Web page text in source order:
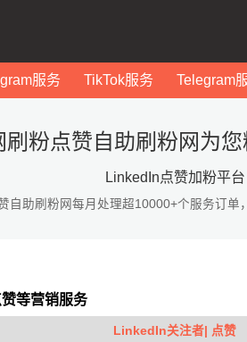
服务 TikTok服务 Telegram
刷粉点赞自助刷粉网为
LinkedIn点赞加粉平台
自助刷粉网每月处理超10000+个服务订单
等营销服务
LinkedIn关注者| 点赞